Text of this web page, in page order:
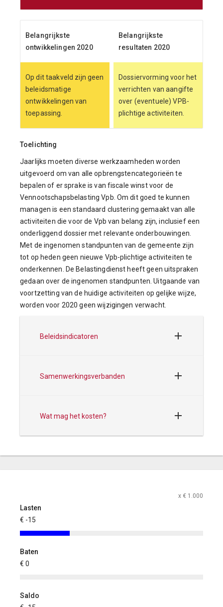
Belangrijkste
ontwikkelingen 2020
Belangrijkste
resultaten 2020
Op dit taakveld zijn geen
beleidsmatige
ontwikkelingen van
toepassing.
Dossiervorming voor het
verrichten van aangifte
over (eventuele) VPB-
plichtige activiteiten.
Toelichting
Jaarlijks moeten diverse werkzaamheden worden
uitgevoerd om van alle opbrengstencategorieën te
bepalen of er sprake is van fiscale winst voor de
Vennootschapsbelasting Vpb. Om dit goed te kunnen
managen is een standaard clustering gemaakt van alle
activiteiten die voor de Vpb van belang zijn, inclusief een
onderliggend dossier met relevante onderbouwingen.
Met de ingenomen standpunten van de gemeente zijn
tot op heden geen nieuwe Vpb-plichtige activiteiten te
onderkennen. De Belastingdienst heeft geen uitspraken
gedaan over de ingenomen standpunten. Uitgaande van
voortzetting van de huidige activiteiten op gelijke wijze,
worden voor 2020 geen wijzigingen verwacht.
Beleidsindicatoren
Samenwerkingsverbanden
Wat mag het kosten?
x € 1.000
Lasten
€ -15
Baten
€ 0
Saldo